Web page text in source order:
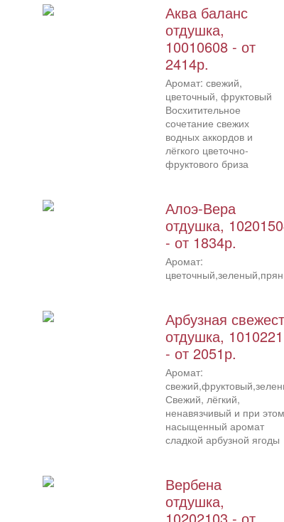
Аква баланс
отдушка,
10010608 - от
2414р.
Аромат: свежий,
цветочный, фруктовый
Восхитительное
сочетание свежих
водных аккордов и
лёгкого цветочно-
фруктового бриза
Алоэ-Вера
отдушка, 10201504
- от 1834р.
Аромат:
Арбузная свежесть
отдушка, 10102211
- от 2051р.
Аромат:
Свежий, лёгкий,
ненавязчивый и при этом
насыщенный аромат
сладкой арбузной ягоды
Вербена
отдушка,